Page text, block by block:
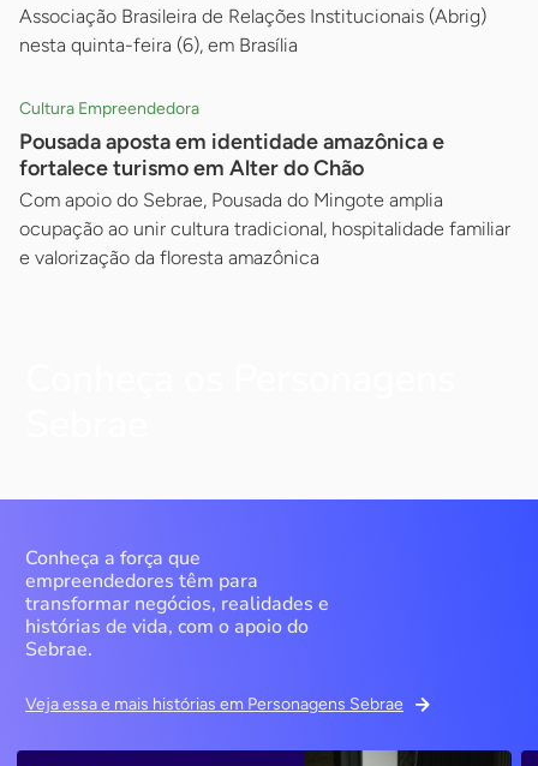
Associação Brasileira de Relações Institucionais (Abrig)
nesta quinta-feira (6), em Brasília
Cultura Empreendedora
Pousada aposta em identidade amazônica e
fortalece turismo em Alter do Chão
Com apoio do Sebrae, Pousada do Mingote amplia
ocupação ao unir cultura tradicional, hospitalidade familiar
e valorização da floresta amazônica
Conheça a força que
empreendedores têm para
transformar negócios, realidades e
histórias de vida, com o apoio do
Sebrae.
Veja essa e mais histórias em Personagens Sebrae